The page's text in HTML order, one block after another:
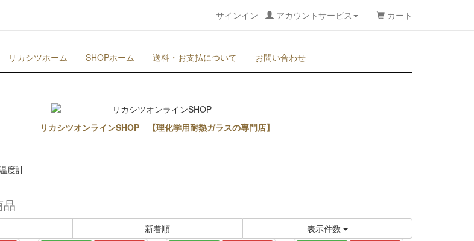
サインイン アカウントサービス カート
リカシツホーム SHOPホーム 送料・お支払について お問い合わせ
リカシツオンラインSHOP 【理化学用耐熱ガラスの専門店】
度計
品
新着順 表示件数